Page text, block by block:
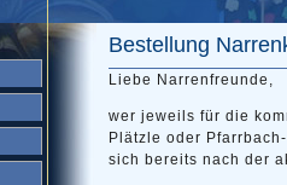
Bestellung
Liebe Narrenfreunde,
wer jeweils für die
Plätzle oder
sich bereits nach der